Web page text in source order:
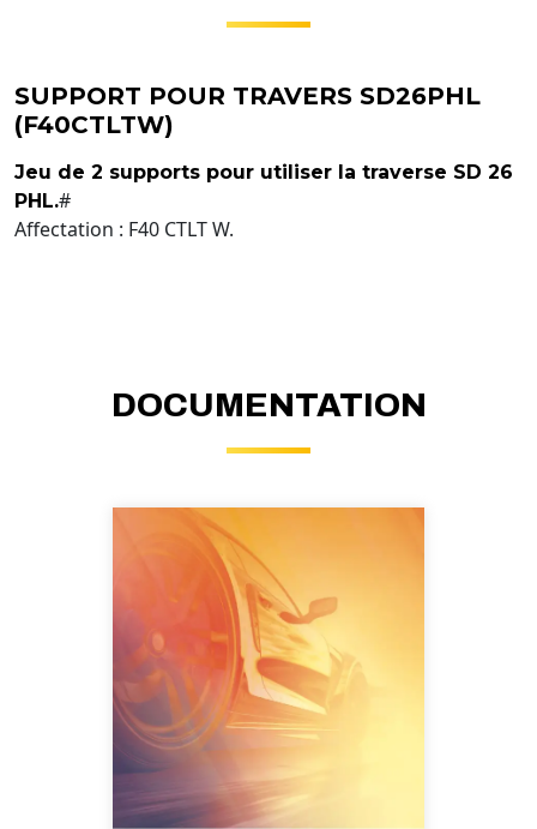
SUPPORT POUR TRAVERS SD26PHL
(F40CTLTW)
Jeu de 2 supports pour utiliser la traverse SD 26
PHL.#
Affectation : F40 CTLT W.
DOCUMENTATION